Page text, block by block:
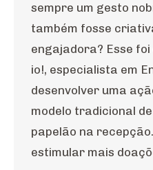
sempre um gesto
também fosse
engajadora? Esse
io!, especialista em
desenvolver uma
modelo tradicional
papelão na
estimular mais